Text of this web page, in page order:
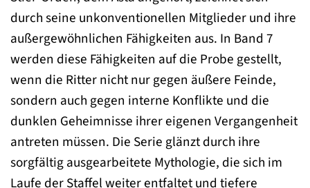
durch seine unkonventionellen Mitglieder und ihre
außergewöhnlichen Fähigkeiten aus. In Band 7
werden diese Fähigkeiten auf die Probe gestellt,
wenn die Ritter nicht nur gegen äußere Feinde,
sondern auch gegen interne Konflikte und die
dunklen Geheimnisse ihrer eigenen Vergangenheit
antreten müssen. Die Serie glänzt durch ihre
sorgfältig ausgearbeitete Mythologie, die sich im
Laufe der Staffel weiter entfaltet und tiefere